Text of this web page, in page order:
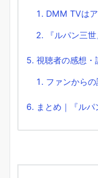
DMM TVは
『ルパン三
視聴者の感想・
ファンから
まとめ｜『ルパ